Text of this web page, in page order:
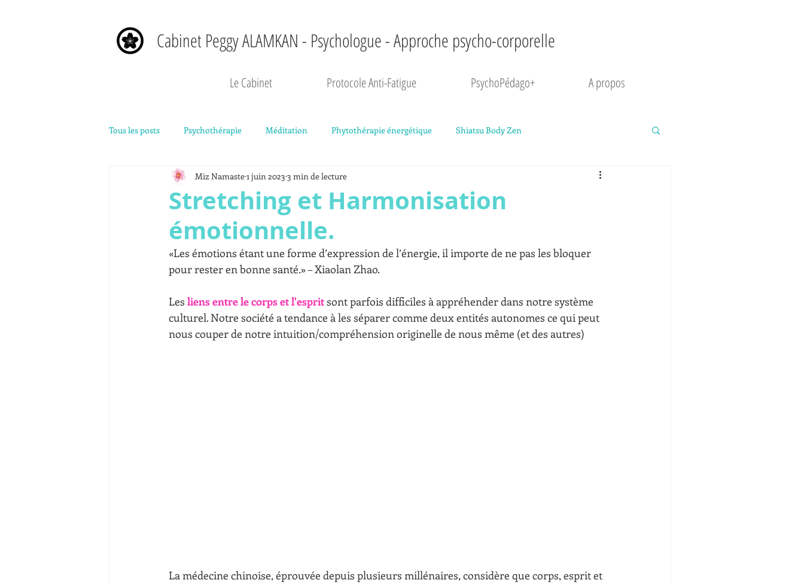
Cabinet Peggy ALAMKAN - Psychologue - Approche psycho-corporelle
Le Cabinet Protocole Anti-Fatigue PsychoPédago+ A propos
Tous les posts Psychothérapie Méditation Phytothérapie énergétique Shiatsu Body Zen
Développement personnel Langage corporel Dossier "Comprendre sa fatigue"
Stretching et Harmonisation
émotionnelle.
Miz Namaste1 juin 2023 3 min de lecture
«Les émotions étant une forme d’expression de l’énergie, il importe de ne pas les bloquer
pour rester en bonne santé.» – Xiaolan Zhao.
Les liens entre le corps et l'esprit sont parfois difficiles à appréhender dans notre système
culturel. Notre société a tendance à les séparer comme deux entités autonomes ce qui peut
nous couper de notre intuition/compréhension originelle de nous même (et des autres)
La médecine chinoise, éprouvée depuis plusieurs millénaires, considère que corps, esprit et